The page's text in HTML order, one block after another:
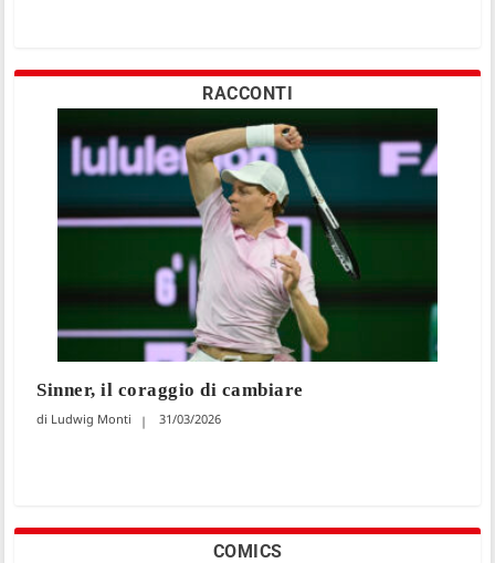
RACCONTI
Sinner, il coraggio di cambiare
Ludwig Monti 31/03/2026
COMICS